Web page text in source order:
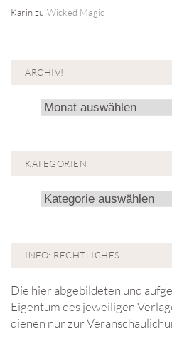
Karinzu Wicked Magic
ARCHIV!
Archiv!
KATEGORIEN
Kategorien
INFO: RECHTLICHES
Die hier abgebildeten und
Eigentum des jeweiligen
dienen nur zur